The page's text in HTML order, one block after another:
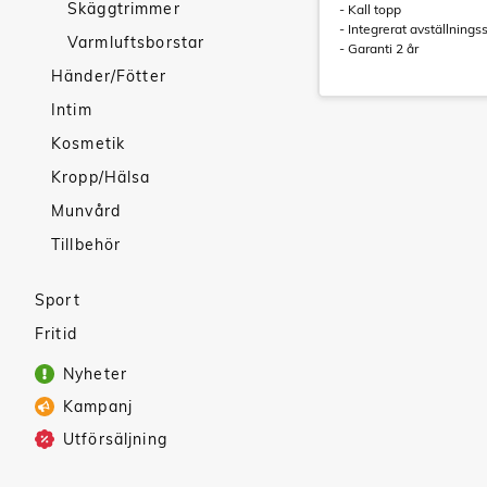
Skäggtrimmer
Varmluftsborstar
Händer/Fötter
Intim
Kosmetik
Kropp/Hälsa
Munvård
Tillbehör
Sport
Fritid
Nyheter
Kampanj
Utförsäljning
- Kall topp
- Integrerat
- Garanti 2 år